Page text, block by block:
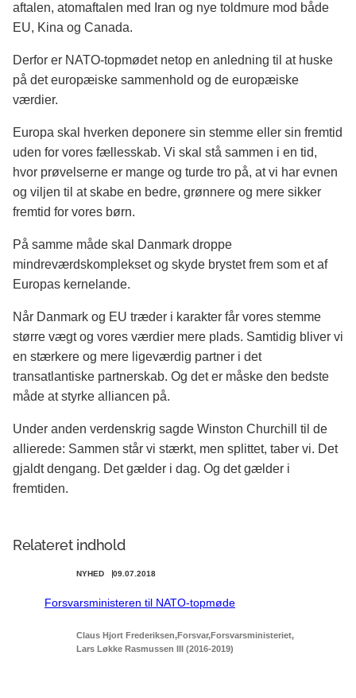
aftalen, atomaftalen med Iran og nye toldmure mod både
EU, Kina og Canada.
Derfor er NATO-topmødet netop en anledning til at huske
på det europæiske sammenhold og de europæiske
værdier.
Europa skal hverken deponere sin stemme eller sin fremtid
uden for vores fællesskab. Vi skal stå sammen i en tid,
hvor prøvelserne er mange og turde tro på, at vi har evnen
og viljen til at skabe en bedre, grønnere og mere sikker
fremtid for vores børn.
På samme måde skal Danmark droppe
mindreværdskomplekset og skyde brystet frem som et af
Europas kernelande.
Når Danmark og EU træder i karakter får vores stemme
større vægt og vores værdier mere plads. Samtidig bliver vi
en stærkere og mere ligeværdig partner i det
transatlantiske partnerskab. Og det er måske den bedste
måde at styrke alliancen på.
Under anden verdenskrig sagde Winston Churchill til de
allierede: Sammen står vi stærkt, men splittet, taber vi. Det
gjaldt dengang. Det gælder i dag. Og det gælder i
fremtiden.
Relateret indhold
09.07.2018
NYHED
Forsvarsministeren til NATO-topmøde
Claus Hjort Frederiksen Forsvar Forsvarsministeriet
Lars Løkke Rasmussen III (2016-2019)